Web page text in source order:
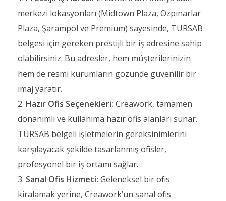
merkezi lokasyonları (Midtown Plaza, Özpınarlar
Plaza, Şarampol ve Premium) sayesinde, TURSAB
belgesi için gereken prestijli bir iş adresine sahip
olabilirsiniz. Bu adresler, hem müşterilerinizin
hem de resmi kurumların gözünde güvenilir bir
imaj yaratır.
Hazır Ofis Seçenekleri: Creawork, tamamen
donanımlı ve kullanıma hazır ofis alanları sunar.
TURSAB belgeli işletmelerin gereksinimlerini
karşılayacak şekilde tasarlanmış ofisler,
profesyonel bir iş ortamı sağlar.
Sanal Ofis Hizmeti: Geleneksel bir ofis
kiralamak yerine, Creawork’un sanal ofis